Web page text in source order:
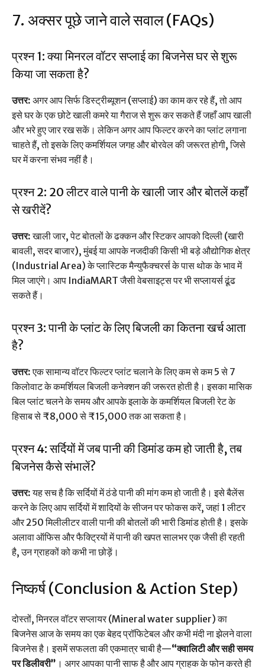
7. अक्सर पूछे जाने वाले सवाल (FAQs)
प्रश्न 1: क्या मिनरल वॉटर सप्लाई का बिजनेस घर से शुरू
किया जा सकता है?
उत्तर: अगर आप सिर्फ डिस्ट्रीब्यूशन (सप्लाई) का काम कर रहे हैं, तो आप
इसे घर के एक छोटे खाली कमरे या गैराज से शुरू कर सकते हैं जहाँ आप खाली
और भरे हुए जार रख सकें। लेकिन अगर आप फिल्टर करने का प्लांट लगाना
चाहते हैं, तो इसके लिए कमर्शियल जगह और बोरवेल की जरूरत होगी, जिसे
घर में करना संभव नहीं है।
प्रश्न 2: 20 लीटर वाले पानी के खाली जार और बोतलें कहाँ
से खरीदें?
उत्तर:खाली जार, पेट बोतलों के ढक्कन और स्टिकर आपको दिल्ली (खारी
बावली, सदर बाजार), मुंबई या आपके नजदीकी किसी भी बड़े औद्योगिक क्षेत्र
(Industrial Area) के प्लास्टिक मैन्युफैक्चरर्स के पास थोक के भाव में
मिल जाएंगे। आप IndiaMART जैसी वेबसाइट्स पर भी सप्लायर्स ढूंढ
सकते हैं।
प्रश्न 3: पानी के प्लांट के लिए बिजली का कितना खर्च आता
है?
उत्तर:एक सामान्य वॉटर फिल्टर प्लांट चलाने के लिए कम से कम 5 से 7
किलोवाट के कमर्शियल बिजली कनेक्शन की जरूरत होती है। इसका मासिक
बिल प्लांट चलने के समय और आपके इलाके के कमर्शियल बिजली रेट के
हिसाब से ₹8,000 से ₹15,000 तक आ सकता है।
प्रश्न 4: सर्दियों में जब पानी की डिमांड कम हो जाती है, तब
बिजनेस कैसे संभालें?
उत्तर:यह सच है कि सर्दियों में ठंडे पानी की मांग कम हो जाती है। इसे बैलेंस
करने के लिए आप सर्दियों में शादियों के सीजन पर फोकस करें, जहां 1 लीटर
और 250 मिलीलीटर वाली पानी की बोतलों की भारी डिमांड होती है। इसके
अलावा ऑफिस और फैक्ट्रियों में पानी की खपत सालभर एक जैसी ही रहती
है, उन ग्राहकों को कभी ना छोड़ें।
निष्कर्ष (Conclusion & Action Step)
दोस्तों, मिनरल वॉटर सप्लायर (Mineral water supplier) का
बिजनेस आज के समय का एक बेहद प्रॉफिटेबल और कभी मंदी ना झेलने वाला
बिजनेस है। इसमें सफलता की एकमात्र चाबी है—“क्वालिटी और सही समय
पर डिलीवरी” । अगर आपका पानी साफ है और आप ग्राहक के फोन करते ही